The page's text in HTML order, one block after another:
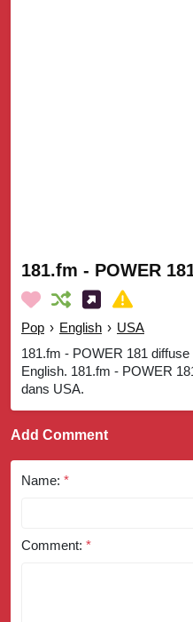
181.fm - POWER
Pop › English › USA
181.fm - POWER 181
English. 181.fm - POWER
dans USA.
Add Comment
Name: *
Comment: *